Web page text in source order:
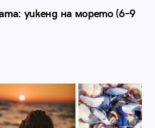
уикенд на морето (6–9